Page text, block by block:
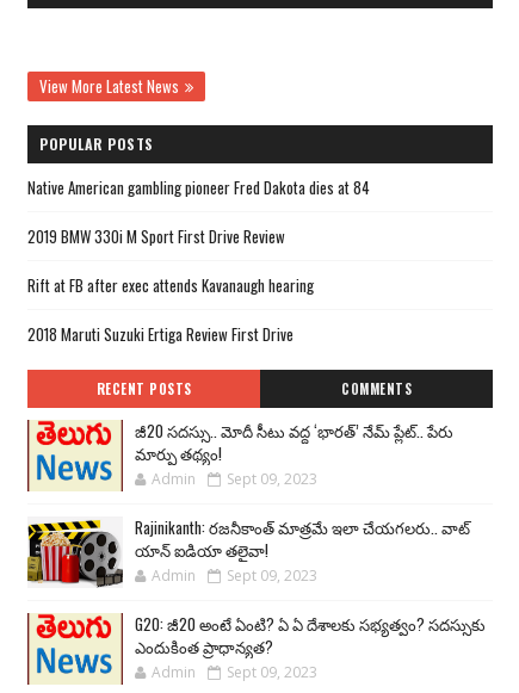
View More Latest News
POPULAR POSTS
Native American gambling pioneer Fred Dakota dies at 84
2019 BMW 330i M Sport First Drive Review
Rift at FB after exec attends Kavanaugh hearing
2018 Maruti Suzuki Ertiga Review First Drive
RECENT POSTS COMMENTS
జీ20 సదస్సు.. మోదీ సీటు వద్ద ‘భారత్’ నేమ్ ప్లేట్‌.. పేరు
మార్పు తథ్యం!
Admin Sept 09, 2023
Rajinikanth: రజనీకాంత్ మాత్రమే ఇలా చేయగలరు.. వాట్
యాన్ ఐడియా తలైవా!
Admin Sept 09, 2023
G20: జీ20 అంటే ఏంటి? ఏ ఏ దేశాలకు సభ్యత్వం? సదస్సుకు
ఎందుకింత ప్రాధాన్యత?
Admin Sept 09, 2023